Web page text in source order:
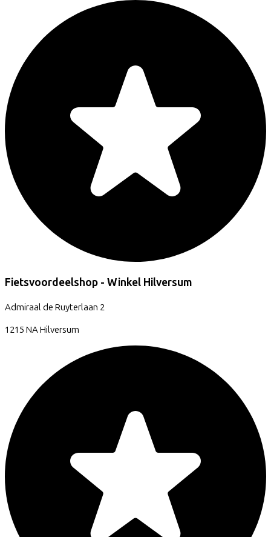
Fietsvoordeelshop - Winkel Hilversum
Admiraal de Ruyterlaan 2
1215 NA Hilversum